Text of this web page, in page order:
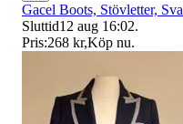
Gacel Boots, Stövletter,
Sluttid12 aug 16:02.
Pris:268 kr,Köp nu.